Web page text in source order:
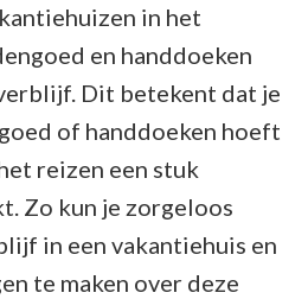
in het
en handdoeken
Dit betekent dat je
of handdoeken hoeft
reizen een stuk
Zo kun je zorgeloos
in een vakantiehuis en
te maken over deze